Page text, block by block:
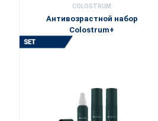
COLOSTRUM
Антивозрастной набор
Colostrum+